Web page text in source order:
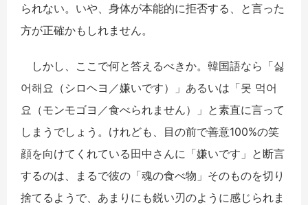
られない。いや、身体が本能的に拒否する、と言った
方が正確かもしれません。
しかし、ここで何と答えるべきか。韓国語なら「싫
어해요（シロヘヨ／嫌いです）」あるいは「못 먹어
요（モンモゴヨ／食べられません）」と素直に言って
しまうでしょう。けれども、目の前で善意100%の笑
顔を向けてくれている田中さんに「嫌いです」と断言
するのは、まるで彼の「魂の食べ物」そのものを切り
捨てるようで、あまりにも鋭い刃のように感じられま